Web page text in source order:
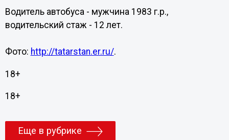
Водитель автобуса - мужчина 1983 г.р.,
водительский стаж - 12 лет.
Фото: http://tatarstan.er.ru/.
18+
18+
Еще в рубрике